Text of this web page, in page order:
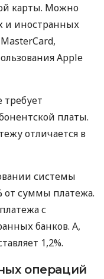
карты. Можно
и иностранных
Apple
платы.
отличается в
системы
от суммы платежа.
с
банков. А,
1,2%.
операций